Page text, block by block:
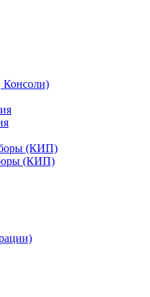
(КИП)
(КИП)